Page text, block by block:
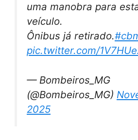
uma manobra para
veículo.
Ônibus já retirado.
pic.twitter.com/
— Bombeiros_MG
(@Bombeiros_MG)
2025